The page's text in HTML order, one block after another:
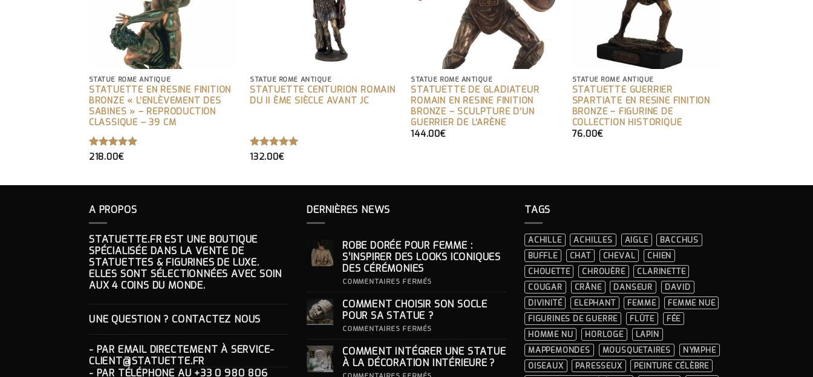
STATUE ROME ANTIQUE
STATUETTE EN RESINE FINITION
BRONZE « L’ENLÈVEMENT DES
SABINES » – REPRODUCTION
CLASSIQUE – 39 CM
NOTE5.00
218.00€
STATUE ROME ANTIQUE
STATUETTE CENTURION ROMAIN
DU II ÈME SIÈCLE AVANT JC
NOTE5.00
132.00€
STATUE ROME ANTIQUE
STATUETTE DE GLADIATEUR
ROMAIN EN RESINE FINITION
BRONZE – SCULPTURE D’UN
GUERRIER DE L’ARÈNE
144.00€
STATUE ROME ANTIQUE
STATUETTE GUERRIER
SPARTIATE EN RESINE FINITION
BRONZE – FIGURINE DE
COLLECTION HISTORIQUE
76.00€
A PROPOS
STATUETTE.FR EST UNE BOUTIQUE
SPÉCIALISÉE DANS LA VENTE DE
STATUETTES & FIGURINES DE LUXE.
ELLES SONT SÉLECTIONNÉES AVEC SOIN
AUX 4 COINS DU MONDE.
UNE QUESTION ? CONTACTEZ NOUS
- PAR EMAIL DIRECTEMENT À SERVICE-
CLIENT@STATUETTE.FR
- PAR TÉLÉPHONE AU +33 0 980 806
DERNIÈRES NEWS
ROBE DORÉE POUR FEMME :
S’INSPIRER DES LOOKS ICONIQUES
DES CÉRÉMONIES
COMMENTAIRES FERMÉS
POUR
FEMME
ICONIQUES
DES
CÉRÉMONIES
COMMENT CHOISIR SON SOCLE
POUR SA STATUE ?
COMMENTAIRES FERMÉS
SON
SOCLE
POUR
COMMENT INTÉGRER UNE STATUE
À LA DÉCORATION INTÉRIEURE ?
TAGS
ACHILLE ACHILLES AIGLE
BACCHUS
BUFFLE
CHAT CHEVAL
CHIEN
CHOUETTE
CHROUÈRE
CLARINETTE
COUGAR
CRÂNE DANSEUR
DAVID
DIVINITÉ
ELEPHANT FEMME
FEMME NUE
FIGURINES DE GUERRE
FLÛTE
FÉE
HOMME NU
HORLOGE
LAPIN
MAPPEMONDES
MOUSQUETAIRES
NYMPHE
OISEAUX
PARESSEUX
PEINTURE CÉLÈBRE